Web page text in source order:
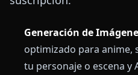
Generación de
optimizado para anime,
tu personaje o escena y